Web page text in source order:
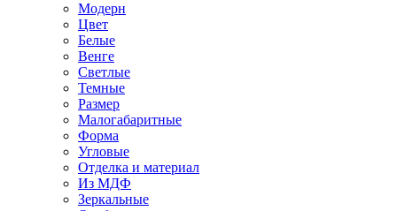
Модерн
Цвет
Белые
Венге
Светлые
Темные
Размер
Малогабаритные
Форма
Угловые
Отделка и материал
Из МДФ
Зеркальные